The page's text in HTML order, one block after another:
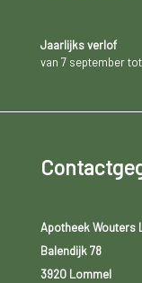
Jaarlijks verlof
van 7 september
Apotheek Wouters
Balendijk 78
3920 Lommel